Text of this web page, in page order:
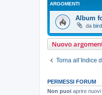
ARGOMENTI
Album
da
Nuovo
Torna all’Indice
PERMESSI FORUM
Non puoi aprire